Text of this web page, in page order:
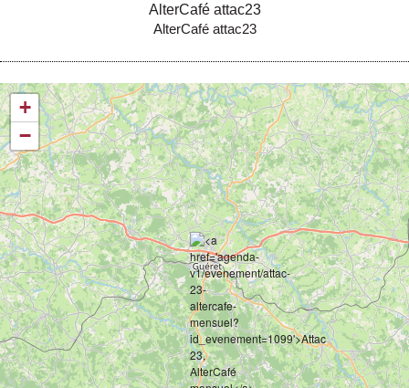
AlterCafé attac23
AlterCafé attac23
+
−